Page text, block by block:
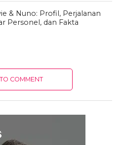
& Nuno: Profil, Perjalanan
Personel, dan Fakta
COMMENT